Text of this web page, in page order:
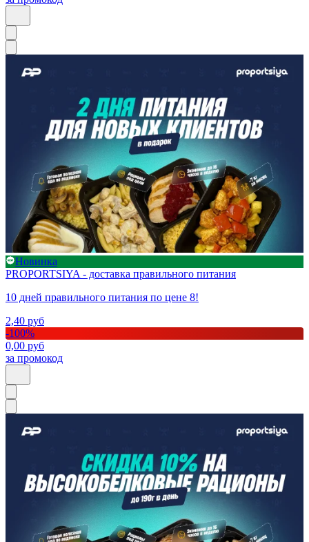
Новинка
PROPORTSIYA - доставка правильного питания
10 дней правильного питания по цене 8!
2,40 руб
-100%
0,00 руб
за промокод